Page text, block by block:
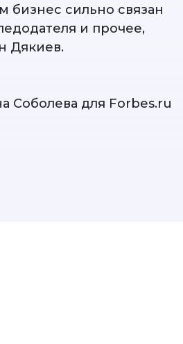
бизнес сильно связан
и прочее,
Дякиев.
Соболева для Forbes.ru